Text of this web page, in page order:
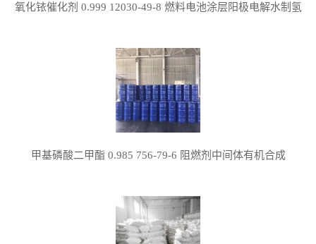
氧化铱催化剂 0.999 12030-49-8 燃料电池涂层阳极电解水制氢
甲基磷酸二甲酯 0.985 756-79-6 阻燃剂中间体有机合成